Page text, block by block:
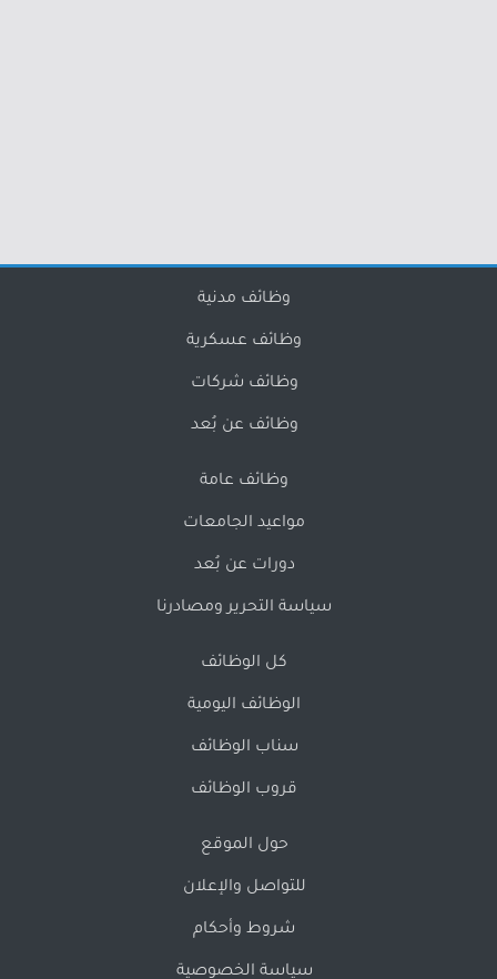
وظائف مدنية
وظائف عسكرية
وظائف شركات
وظائف عن بُعد
وظائف عامة
مواعيد الجامعات
دورات عن بُعد
سياسة التحرير ومصادرنا
كل الوظائف
الوظائف اليومية
سناب الوظائف
قروب الوظائف
حول الموقع
للتواصل والإعلان
شروط وأحكام
سياسة الخصوصية